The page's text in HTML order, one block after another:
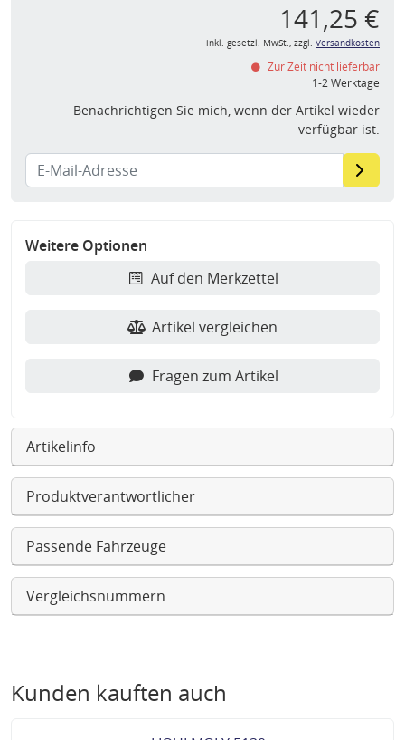
141,25 €
inkl. gesetzl. MwSt., zzgl. Versandkosten
Zur Zeit nicht lieferbar
1-2 Werktage
Benachrichtigen Sie mich, wenn der Artikel wieder
verfügbar ist.
Weitere Optionen
Auf den Merkzettel
Artikel vergleichen
Fragen zum Artikel
Artikelinfo
Produktverantwortlicher
Passende Fahrzeuge
Vergleichsnummern
Kunden kauften auch